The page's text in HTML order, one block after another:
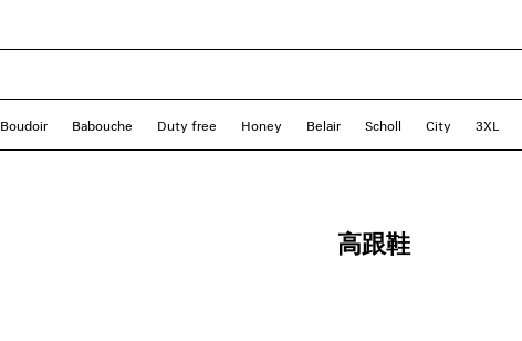
Boudoir Babouche Duty free Honey Belair Scholl City 3XL
高跟鞋